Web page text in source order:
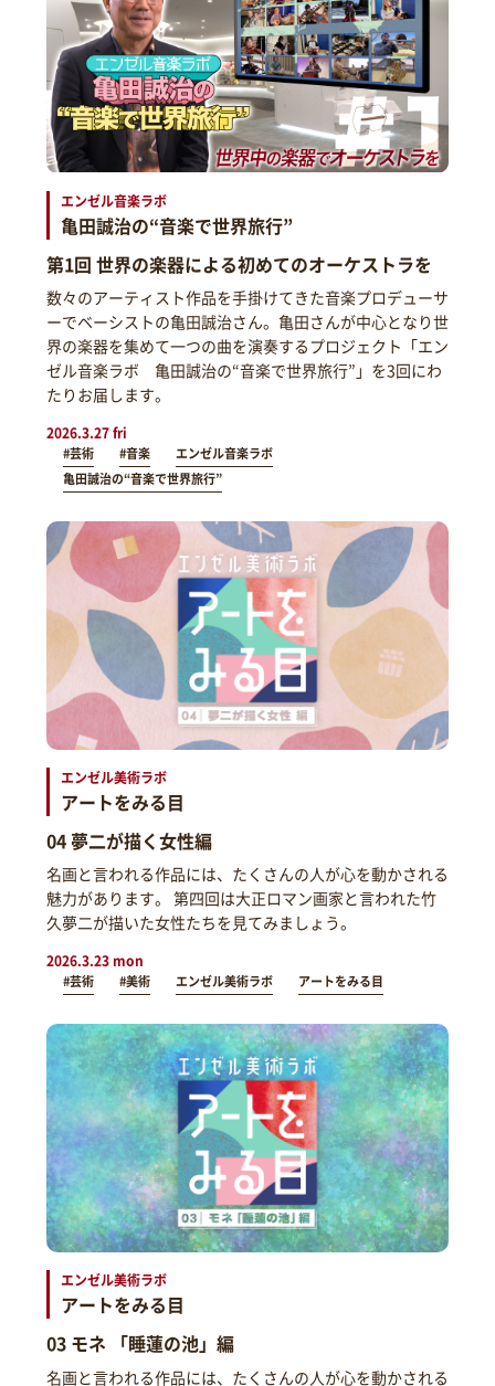
エンゼル音楽ラボ
亀田誠治の“音楽で世界旅行”
第1回 世界の楽器による初めてのオーケストラを
数々のアーティスト作品を手掛けてきた音楽プロデューサ
ーでベーシストの亀田誠治さん。亀田さんが中心となり世
界の楽器を集めて一つの曲を演奏するプロジェクト「エン
ゼル音楽ラボ 亀田誠治の“音楽で世界旅行”」を3回にわ
たりお届します。
2026.3.27 fri
#芸術 #音楽
エンゼル音楽ラボ
亀田誠治の“音楽で世界旅行”
エンゼル美術ラボ
アートをみる目
04 夢二が描く女性編
名画と言われる作品には、たくさんの人が心を動かされる
魅力があります。 第四回は大正ロマン画家と言われた竹
久夢二が描いた女性たちを見てみましょう。
2026.3.23 mon
#芸術 #美術 エンゼル美術ラボ アートをみる目
エンゼル美術ラボ
アートをみる目
03 モネ 「睡蓮の池」編
名画と言われる作品には、たくさんの人が心を動かされる